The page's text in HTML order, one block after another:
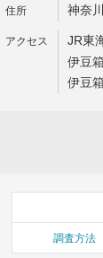
神奈
JR東
伊豆
伊豆
調査方法